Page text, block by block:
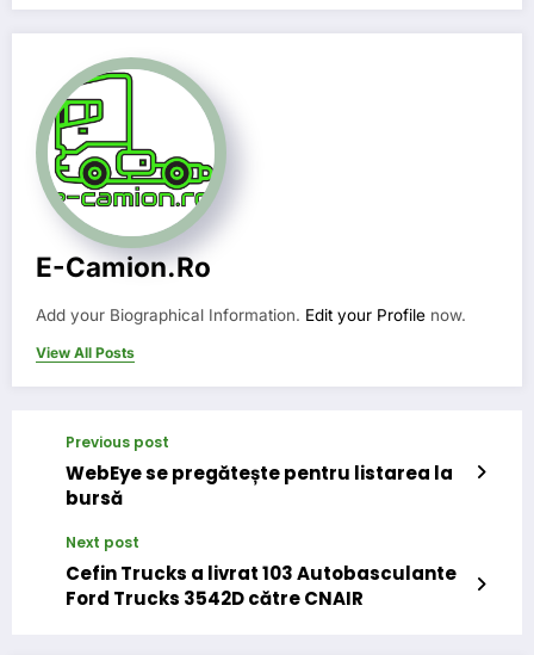
E-Camion.ro
Add your Biographical Information. Edit your Profile now.
View All Posts
Previous post
WebEye se pregătește pentru listarea la
bursă
Next post
Cefin Trucks a livrat 103 Autobasculante
Ford Trucks 3542D către CNAIR